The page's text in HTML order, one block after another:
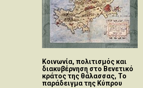
Κοινωνία, πολιτισμός και
διακυβέρνηση στο Βενετικό
κράτος της θάλασσας, Το
παράδειγμα της Κύπρου